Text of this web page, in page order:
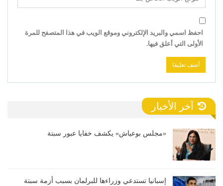
احفظ اسمي والبريد الإلكتروني وموقع الويب في هذا المتصفح للمرة
الأولى التي أعلق فيها.
آخر الأخبار
«مجلس بوعياش» يكشف خفايا عبور سبتة
إسبانيا تستدعي وزراءها للبرلمان بسبب أزمة سبتة